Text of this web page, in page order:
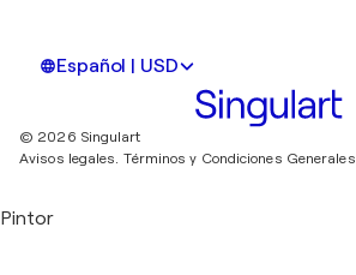
Español | USD
© 2026 Singulart
Avisos legales.
Términos y Condiciones Generales
Pintor